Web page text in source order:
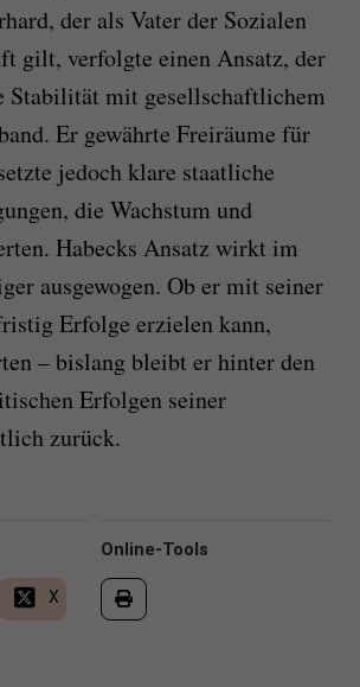
der als Vater der Sozialen
gilt, verfolgte einen Ansatz, der
Stabilität mit gesellschaftlichem
Er gewährte Freiräume für
jedoch klare staatliche
die Wachstum und
Habecks Ansatz wirkt im
ausgewogen. Ob er mit seiner
Erfolge erzielen kann,
– bislang bleibt er hinter den
Erfolgen seiner
zurück.
Online-Tools
X